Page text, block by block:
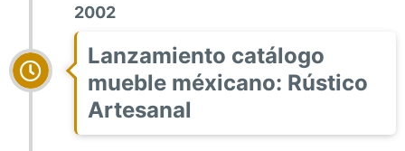
2002
Lanzamiento catálogo
mueble méxicano: Rústico
Artesanal